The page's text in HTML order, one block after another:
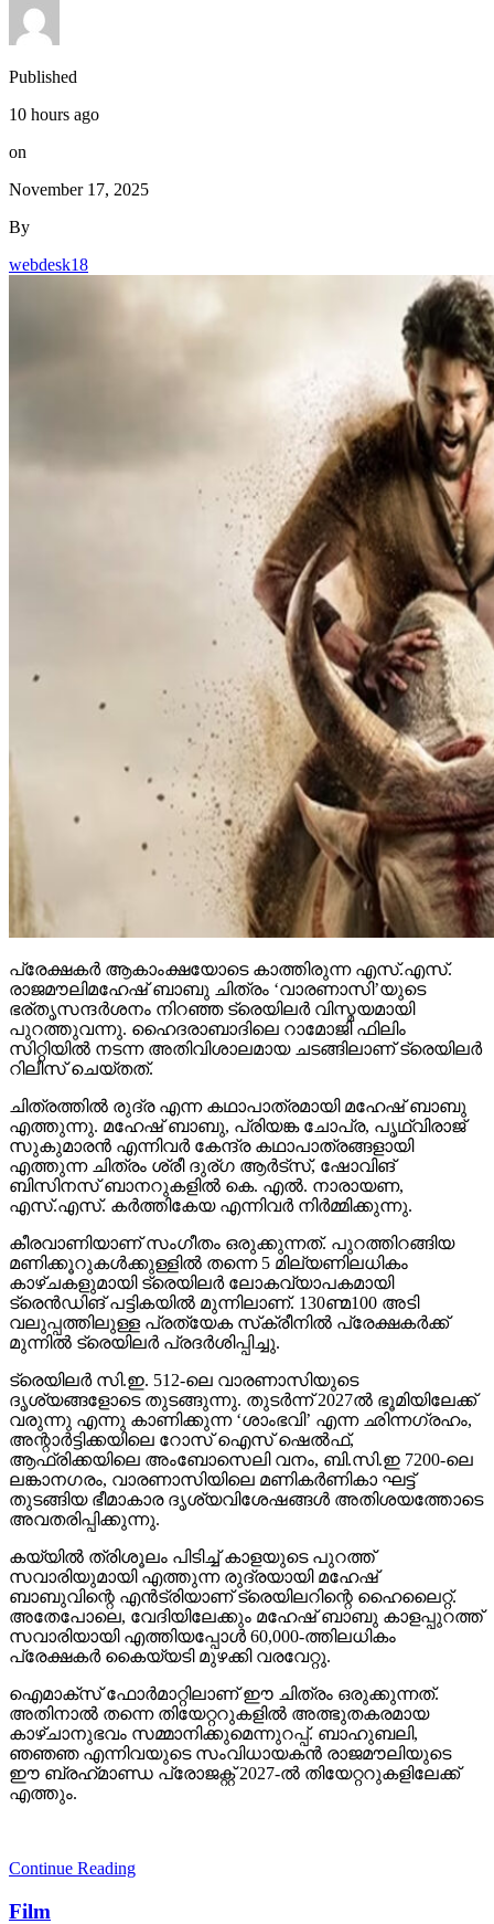
Published
10 hours ago
on
November 17, 2025
By
webdesk18
പ്രേക്ഷകര്‍ ആകാംക്ഷയോടെ കാത്തിരുന്ന എസ്.എസ്.
രാജമൗലിമഹേഷ് ബാബു ചിത്രം ‘വാരണാസി’യുടെ
ഭര്തൃസന്ദര്‍ശനം നിറഞ്ഞ ട്രെയിലര്‍ വിസ്മയമായി
പുറത്തുവന്നു. ഹൈദരാബാദിലെ റാമോജി ഫിലിം
സിറ്റിയില്‍ നടന്ന അതിവിശാലമായ ചടങ്ങിലാണ് ട്രെയിലര്‍
റിലീസ് ചെയ്തത്.
ചിത്രത്തില്‍ രുദ്ര എന്ന കഥാപാത്രമായി മഹേഷ് ബാബു
എത്തുന്നു. മഹേഷ് ബാബു, പ്രിയങ്ക ചോപ്ര, പൃഥ്വിരാജ്
സുകുമാരന്‍ എന്നിവര്‍ കേന്ദ്ര കഥാപാത്രങ്ങളായി
എത്തുന്ന ചിത്രം ശ്രീ ദുര്ഗ ആര്‍ട്‌സ്, ഷോവിങ്
ബിസിനസ് ബാനറുകളില്‍ കെ. എല്‍. നാരായണ,
എസ്.എസ്. കര്‍ത്തികേയ എന്നിവര്‍ നിര്‍മ്മിക്കുന്നു.
കീരവാണിയാണ് സംഗീതം ഒരുക്കുന്നത്. പുറത്തിറങ്ങിയ
മണിക്കൂറുകള്‍ക്കുള്ളില്‍ തന്നെ 5 മില്യണിലധികം
കാഴ്ചകളുമായി ട്രെയിലര്‍ ലോകവ്യാപകമായി
ട്രെന്‍ഡിങ് പട്ടികയില്‍ മുന്നിലാണ്. 130ണ്മ100 അടി
വലുപ്പത്തിലുള്ള പ്രത്യേക സ്‌ക്രീനില്‍ പ്രേക്ഷകര്‍ക്ക്
മുന്നില്‍ ട്രെയിലര്‍ പ്രദര്‍ശിപ്പിച്ചു.
ട്രെയിലര്‍ സി.ഇ. 512-ലെ വാരണാസിയുടെ
ദൃശ്യങ്ങളോടെ തുടങ്ങുന്നു. തുടര്‍ന്ന് 2027ല്‍ ഭൂമിയിലേക്ക്
വരുന്നു എന്നു കാണിക്കുന്ന ‘ശാംഭവി’ എന്ന ഛിന്നഗ്രഹം,
അന്റാര്‍ട്ടിക്കയിലെ റോസ് ഐസ് ഷെല്‍ഫ്,
ആഫ്രിക്കയിലെ അംബോസെലി വനം, ബി.സി.ഇ 7200-ലെ
ലങ്കാനഗരം, വാരണാസിയിലെ മണികര്‍ണികാ ഘട്ട്
തുടങ്ങിയ ഭീമാകാര ദൃശ്യവിശേഷങ്ങള്‍ അതിശയത്തോടെ
അവതരിപ്പിക്കുന്നു.
കയ്യില്‍ ത്രിശൂലം പിടിച്ച് കാളയുടെ പുറത്ത്
സവാരിയുമായി എത്തുന്ന രുദ്രയായി മഹേഷ്
ബാബുവിന്റെ എന്‍ട്രിയാണ് ട്രെയിലറിന്റെ ഹൈലൈറ്റ്.
അതേപോലെ, വേദിയിലേക്കും മഹേഷ് ബാബു കാളപ്പുറത്ത്
സവാരിയായി എത്തിയപ്പോള്‍ 60,000-ത്തിലധികം
പ്രേക്ഷകര്‍ കൈയ്യടി മുഴക്കി വരവേറ്റു.
ഐമാക്‌സ് ഫോര്‍മാറ്റിലാണ് ഈ ചിത്രം ഒരുക്കുന്നത്.
അതിനാല്‍ തന്നെ തിയേറ്ററുകളില്‍ അത്ഭുതകരമായ
കാഴ്ചാനുഭവം സമ്മാനിക്കുമെന്നുറപ്പ്. ബാഹുബലി,
ഞഞഞ എന്നിവയുടെ സംവിധായകന്‍ രാജമൗലിയുടെ
ഈ ബ്രഹ്‌മാണ്ഡ പ്രോജക്റ്റ് 2027-ല്‍ തിയേറ്ററുകളിലേക്ക്
എത്തും.
Continue Reading
Film